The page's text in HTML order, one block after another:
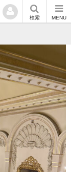
検索 MENU